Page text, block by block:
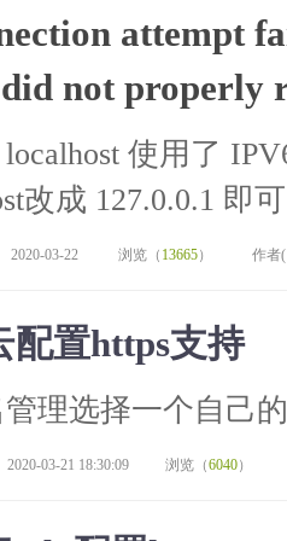
attempt
not properly
使用了
改成 127.0.0.1 即
2020-03-22 浏览（ 13665） 作者
配置https支持
理选择一个自己
2020-03-21 18:30:09 浏览（6040）